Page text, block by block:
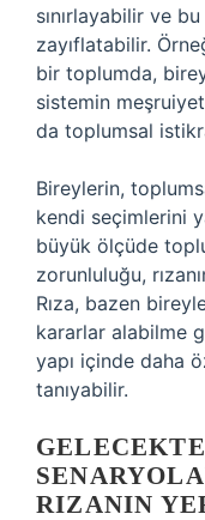
sınırlayabilir ve
zayıflatabilir.
bir toplumda,
sistemin
da toplumsal
Bireylerin,
kendi seçimlerini
büyük ölçüde
zorunluluğu,
Rıza, bazen
kararlar alabilme
yapı içinde daha
tanıyabilir.
RIZANIN